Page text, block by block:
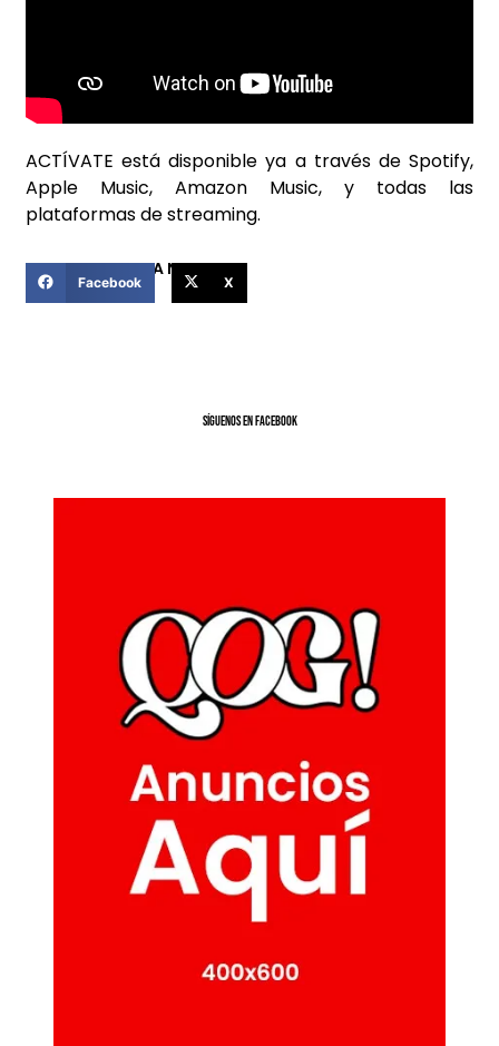
ACTÍVATE está disponible ya a través de Spotify,
Apple Music, Amazon Music, y todas las
plataformas de streaming.
COMPARTIR ESTA NOTICIA
Facebook X
SíGUENOS EN FACEBOOK